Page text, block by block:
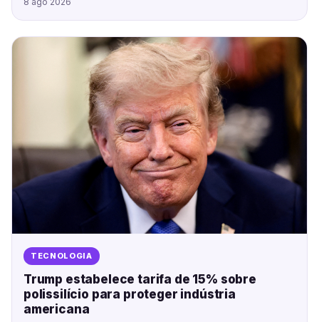
TECNOLOGIA
Trump estabelece tarifa de 15% sobre
polissilício para proteger indústria
americana